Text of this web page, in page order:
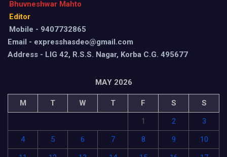
Bhuvneshwar Mahto
Editor
Mobile - 9407732865
Email - expresshasdeo@gmail.com
Address - LIG 42, R.S.S. Nagar, Korba C.G. 495677
MAY 2026
M T W T F S
S
1
2
3
4
5 6 7 8 9
10